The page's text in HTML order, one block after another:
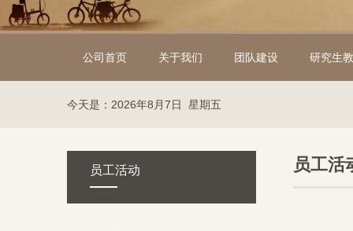
公司首页 关于我们 团队建设 研究生
今天是：2026年8月7日 星期五
员工活动 员工活